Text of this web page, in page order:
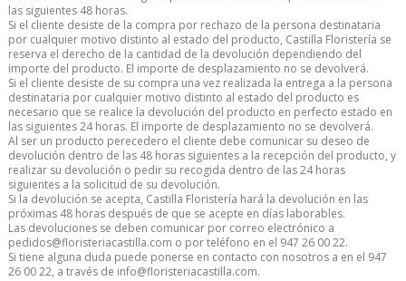
las siguientes 48 horas.
Si el cliente desiste de la compra por rechazo de la persona destinataria
por cualquier motivo distinto al estado del producto, Castilla Floristería se
reserva el derecho de la cantidad de la devolución dependiendo del
importe del producto. El importe de desplazamiento no se devolverá.
Si el cliente desiste de su compra una vez realizada la entrega a la persona
destinataria por cualquier motivo distinto al estado del producto es
necesario que se realice la devolución del producto en perfecto estado en
las siguientes 24 horas. El importe de desplazamiento no se devolverá.
Al ser un producto perecedero el cliente debe comunicar su deseo de
devolución dentro de las 48 horas siguientes a la recepción del producto, y
realizar su devolución o pedir su recogida dentro de las 24 horas
siguientes a la solicitud de su devolución.
Si la devolución se acepta, Castilla Floristería hará la devolución en las
próximas 48 horas después de que se acepte en días laborables.
Las devoluciones se deben comunicar por correo electrónico a
pedidos@floristeriacastilla.com o por teléfono en el 947 26 00 22.
Si tiene alguna duda puede ponerse en contacto con nosotros a en el 947
26 00 22, a través de info@floristeriacastilla.com.